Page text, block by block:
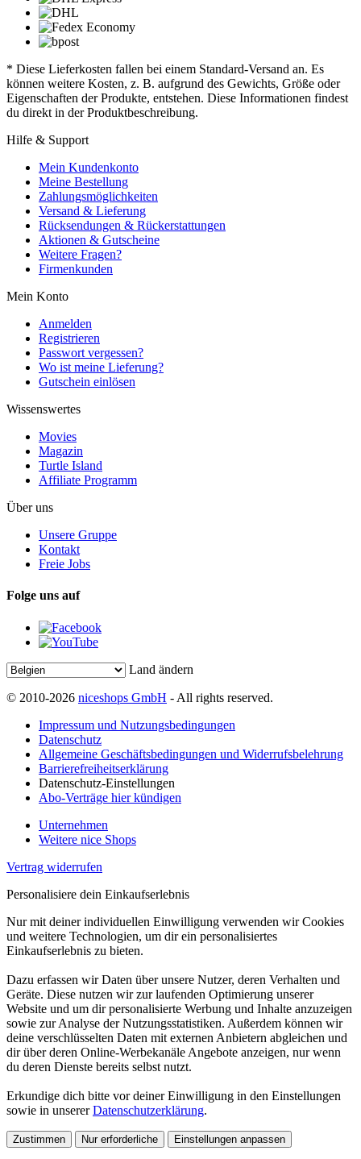
* Diese Lieferkosten fallen bei einem Standard-Versand an. Es
können weitere Kosten, z. B. aufgrund des Gewichts, Größe oder
Eigenschaften der Produkte, entstehen. Diese Informationen findest
du direkt in der Produktbeschreibung.
Hilfe & Support
Mein Kundenkonto
Meine Bestellung
Zahlungsmöglichkeiten
Versand & Lieferung
Rücksendungen & Rückerstattungen
Aktionen & Gutscheine
Weitere Fragen?
Firmenkunden
Mein Konto
Anmelden
Registrieren
Passwort vergessen?
Wo ist meine Lieferung?
Gutschein einlösen
Wissenswertes
Movies
Magazin
Turtle Island
Affiliate Programm
Über uns
Unsere Gruppe
Kontakt
Freie Jobs
Folge uns auf
Land ändern
© 2010-2026 niceshops GmbH - All rights reserved.
Impressum und Nutzungsbedingungen
Datenschutz
Allgemeine Geschäftsbedingungen und Widerrufsbelehrung
Barrierefreiheitserklärung
Datenschutz-Einstellungen
Abo-Verträge hier kündigen
Unternehmen
Weitere nice Shops
Vertrag widerrufen
Personalisiere dein Einkaufserlebnis
Nur mit deiner individuellen Einwilligung verwenden wir Cookies
und weitere Technologien, um dir ein personalisiertes
Einkaufserlebnis zu bieten.
Dazu erfassen wir Daten über unsere Nutzer, deren Verhalten und
Geräte. Diese nutzen wir zur laufenden Optimierung unserer
Website und um dir personalisierte Werbung und Inhalte anzuzeigen
sowie zur Analyse der Nutzungsstatistiken. Außerdem können wir
deine verschlüsselten Daten mit externen Anbietern abgleichen und
dir über deren Online-Werbekanäle Angebote anzeigen, nur wenn
du deren Dienste bereits selbst nutzt.
Erkundige dich bitte vor deiner Einwilligung in den Einstellungen
sowie in unsererDatenschutzerklärung.
Zustimmen Nur erforderliche Einstellungen anpassen